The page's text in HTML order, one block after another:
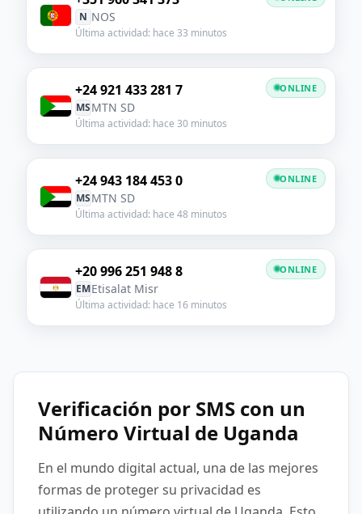
N NOS
Última actividad: hace 33 minutos
+24 921 433 281 7
MSMTN SD
Última actividad: hace 30 minutos
ONLINE
+24 943 184 453 0
MSMTN SD
Última actividad: hace 48 minutos
ONLINE
+20 996 251 948 8
EMEtisalat Misr
Última actividad: hace 16 minutos
ONLINE
Verificación por SMS con un
Número Virtual de Uganda
En el mundo digital actual, una de las mejores
formas de proteger su privacidad es